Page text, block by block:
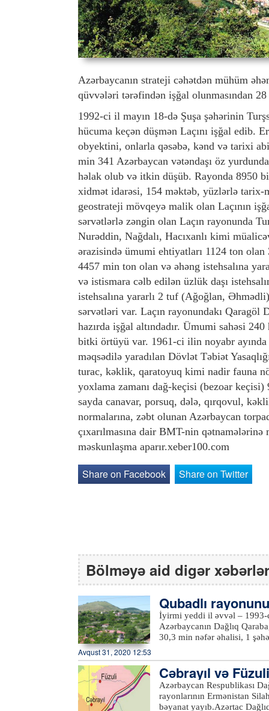
Azərbaycanın strateji cəhətdən mühüm
qüvvələri tərəfindən işğal olunmasından
1992-ci il mayın 18-də Şuşa şəhərinin
hücuma keçən düşmən Laçını işğal edib.
obyektini, onlarla qəsəbə, kənd və tarixi
min 341 Azərbaycan vətəndaşı öz
həlak olub və itkin düşüb. Rayonda 8950
xidmət idarəsi, 154 məktəb, yüzlərlə tarix-
geostrateji mövqeyə malik olan Laçının
sərvətlərlə zəngin olan Laçın rayonunda
Nurəddin, Nağdalı, Hacıxanlı kimi
ərazisində ümumi ehtiyatları 1124 ton
4457 min ton olan və əhəng istehsalına
və istismara cəlb edilən üzlük daşı
istehsalına yararlı 2 tuf (Ağoğlan,
sərvətləri var. Laçın rayonundakı Qaragöl
hazırda işğal altındadır. Ümumi sahəsi
bitki örtüyü var. 1961-ci ilin noyabr ayında
məqsədilə yaradılan Dövlət Təbiət
turac, kəklik, qaratoyuq kimi nadir fauna
yoxlama zamanı dağ-keçisi (bezoar
sayda canavar, porsuq, dələ, qırqovul,
normalarına, zəbt olunan Azərbaycan
çıxarılmasına dair BMT-nin qətnamələrinə
məskunlaşma aparır.xeber100.com
Share on Facebook Share on Twitter
Bölməyə aid digər xəbərlər
Qubadlı
İyirmi yeddi il əvvəl – 1993-
Azərbaycanın Dağlıq
30,3 min nəfər əhalisi, 1
müxtəlif bölgələrində
cənub-qərbində, Qarabağ
səviyyəsindən 2003 metr
çayları axır. Şimalda Laçın,
Xocavənd rayonu (42 km),
Avqust 31, 2020 12:53
Cəbrayıl və
ə əlaqədar
Azərbaycan Respublikası
rayonlarının Ermənistan
bəyanat yayıb.Azərtac